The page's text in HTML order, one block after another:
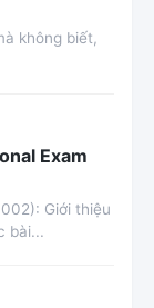
không biết,
Exam
Giới thiệu
bài...